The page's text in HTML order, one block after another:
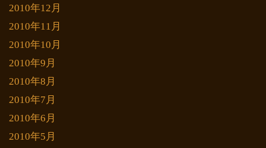
2010年12月
2010年11月
2010年10月
2010年9月
2010年8月
2010年7月
2010年6月
2010年5月